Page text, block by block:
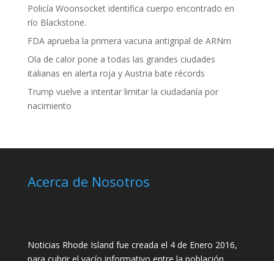
Policía Woonsocket identifica cuerpo encontrado en
río Blackstone.
FDA aprueba la primera vacuna antigripal de ARNm
Ola de calor pone a todas las grandes ciudades
italianas en alerta roja y Austria bate récords
Trump vuelve a intentar limitar la ciudadanía por
nacimiento
Acerca de Nosotros
Noticias Rhode Island fue creada el 4 de Enero 2016,